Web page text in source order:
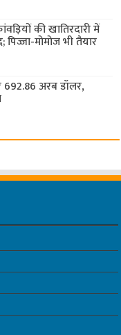
की खातिरदारी में
मोमोज भी तैयार
692.86 अरब डॉलर,